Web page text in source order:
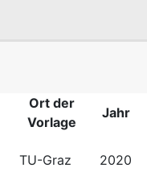
Ort der
Vorlage
Jahr
TU-Graz 2020